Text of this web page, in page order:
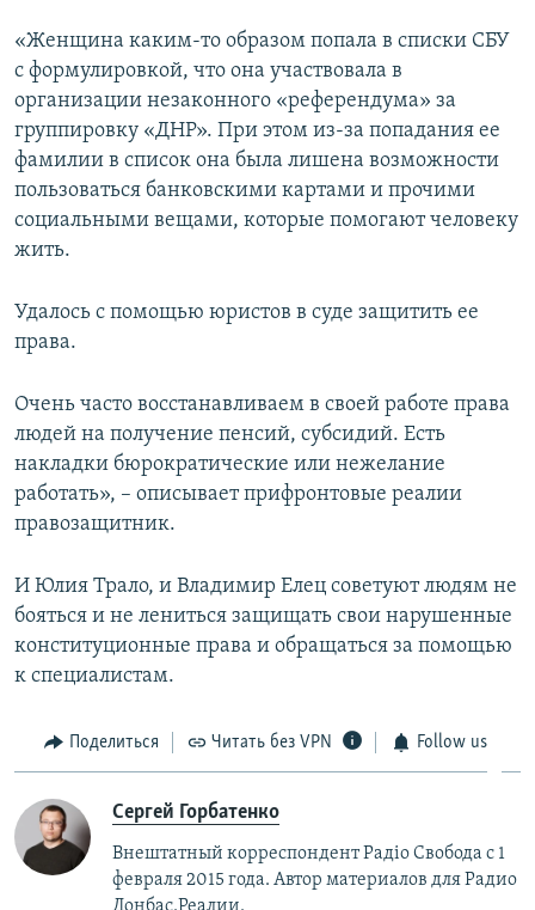
«Женщина каким-то образом попала в списки СБУ
с формулировкой, что она участвовала в
организации незаконного «референдума» за
группировку «ДНР». При этом из-за попадания ее
фамилии в список она была лишена возможности
пользоваться банковскими картами и прочими
социальными вещами, которые помогают человеку
жить.
Удалось с помощью юристов в суде защитить ее
права.
Очень часто восстанавливаем в своей работе права
людей на получение пенсий, субсидий. Есть
накладки бюрократические или нежелание
работать», – описывает прифронтовые реалии
правозащитник.
И Юлия Трало, и Владимир Елец советуют людям не
бояться и не лениться защищать свои нарушенные
конституционные права и обращаться за помощью
к специалистам.
Поделиться Читать без VPN Follow us
Сергей Горбатенко
Внештатный корреспондент Радiо Свобода с 1
февраля 2015 года. Автор материалов для Радио